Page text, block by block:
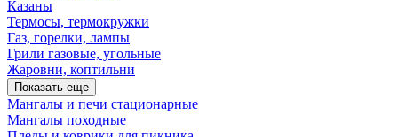
Казаны
Термосы, термокружки
Газ, горелки, лампы
Грили газовые, угольные
Жаровни, коптильни
Показать еще
Мангалы и печи стационарные
Мангалы походные